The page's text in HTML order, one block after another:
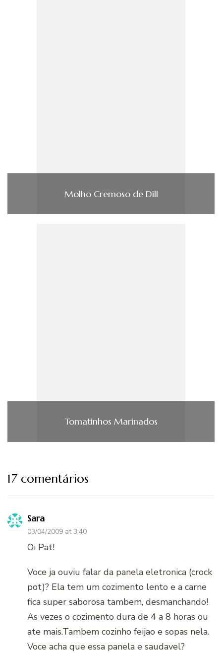
Molho Cremoso de Dill
Tomatinhos Marinados
17 comentários
Sara
03/04/2009 at 3:40
Oi Pat!
Voce ja ouviu falar da panela eletronica (crock
pot)? Ela tem um cozimento lento e a carne
fica super saborosa tambem, desmanchando!
As vezes o cozimento dura de 4 a 8 horas ou
ate mais.Tambem cozinho feijao e sopas nela.
Voce acha que essa panela e saudavel?